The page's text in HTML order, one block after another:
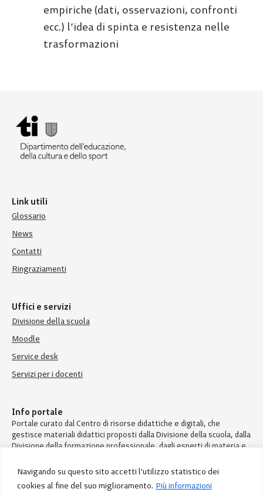
Navigando su questo sito accetti l'utilizzo statistico dei
cookies al fine del suo miglioramento. Più informazioni
empiriche (dati, osservazioni, confronti
ecc.) l’idea di spinta e resistenza nelle
trasformazioni
Link utili
Glossario
News
Contatti
Ringraziamenti
Uffici e servizi
Divisione della scuola
Moodle
Service desk
Servizi per i docenti
Info portale
Portale curato dal Centro di risorse didattiche e digitali, che
gestisce materiali didattici proposti dalla Divisione della scuola, dalla
Divisione della formazione professionale, dagli esperti di materia e
© Divisione della scuola – Repubblica e Cantone Ticino